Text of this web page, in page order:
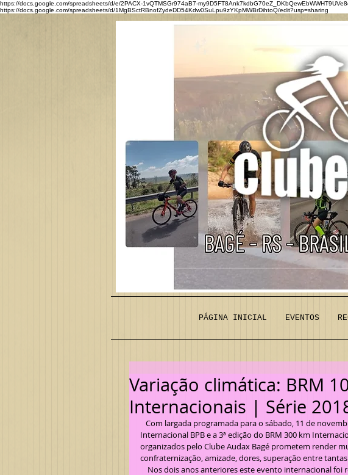
https://docs.google.com/spreadsheets/d/e/2PACX-1vQTMSGr974aB7-
https://docs.google.com/spreadsheets/d/1MgBSctRBnofZydeDD54Kdw0SuLpu9zYKpMWBrDihtoQ/edit?usp=sharing
PÁGINA INICIAL EVENTOS
Variação climática: BRM
Internacionais | Série
Internacional BPB e a 3ª edição do BRM 300 km
organizados pelo Clube Audax Bagé prometem render
confraternização, amizade, dores, superação entre